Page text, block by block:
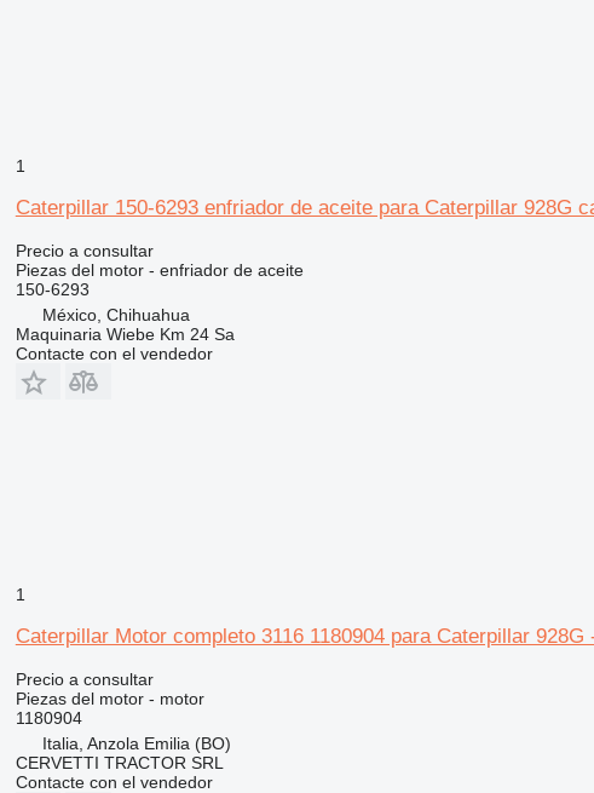
1
Caterpillar 150-6293 enfriador de aceite para Caterpillar 928G
Precio a consultar
Piezas del motor - enfriador de aceite
150-6293
México, Chihuahua
Maquinaria Wiebe Km 24 Sa
Contacte con el vendedor
1
Caterpillar Motor completo 3116 1180904 para Caterpillar
Precio a consultar
Piezas del motor - motor
1180904
Italia, Anzola Emilia (BO)
CERVETTI TRACTOR SRL
Contacte con el vendedor